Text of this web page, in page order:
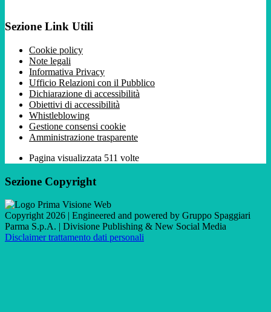
Sezione Link Utili
Cookie policy
Note legali
Informativa Privacy
Ufficio Relazioni con il Pubblico
Dichiarazione di accessibilità
Obiettivi di accessibilità
Whistleblowing
Gestione consensi cookie
Amministrazione trasparente
Pagina visualizzata 511 volte
Sezione Copyright
Copyright 2026 | Engineered and powered by Gruppo Spaggiari
Parma S.p.A. | Divisione Publishing & New Social Media
Disclaimer trattamento dati personali